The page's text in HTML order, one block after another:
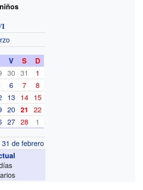
V S
D
30 31 1
6 7 8
13 14 15
20 21 22
27 28 1
31 de febrero